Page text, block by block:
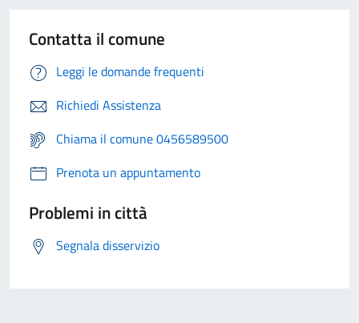
Contatta il comune
Leggi le domande frequenti
Richiedi Assistenza
Chiama il comune 0456589500
Prenota un appuntamento
Problemi in città
Segnala disservizio